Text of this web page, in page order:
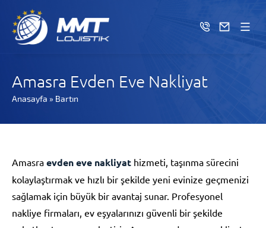
Amasra Evden Eve Nakliyat
Anasayfa » Bartın
Amasra evden eve nakliyat hizmeti, taşınma sürecini
kolaylaştırmak ve hızlı bir şekilde yeni evinize geçmenizi
sağlamak için büyük bir avantaj sunar. Profesyonel
nakliye firmaları, ev eşyalarınızı güvenli bir şekilde